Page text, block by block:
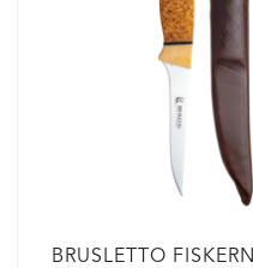
BRUSLETTO FISKERN